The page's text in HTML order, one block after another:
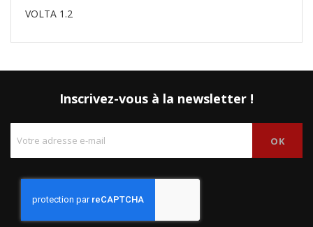
VOLTA 1.2
Inscrivez-vous à la newsletter !